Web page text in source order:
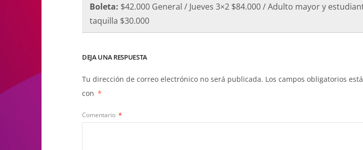
Boleta: $42.000 General / Jueves 3×2 $84.000 / Adulto mayor y
taquilla $30.000
DEJA UNA RESPUESTA
Tu dirección de correo electrónico no será publicada. Los campos obligatorios
con *
Comentario *